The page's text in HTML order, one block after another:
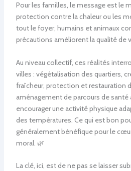
Pour les familles, le message est le
protection contre la chaleur ou les
tout le foyer, humains et animaux
précautions améliorent la qualité de
Au niveau collectif, ces réalités
villes : végétalisation des quartiers,
fraîcheur, protection et restauration
aménagement de parcours de santé
encourager une activité physique
des températures. Ce qui est bon
généralement bénéfique pour le
moral. 🌿
La clé, ici, est de ne pas se laisser